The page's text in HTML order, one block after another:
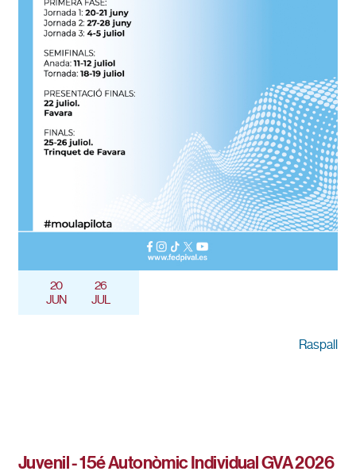
20
JUN
26
JUL
Raspall
Juvenil - 15é Autonòmic Individual GVA 2026